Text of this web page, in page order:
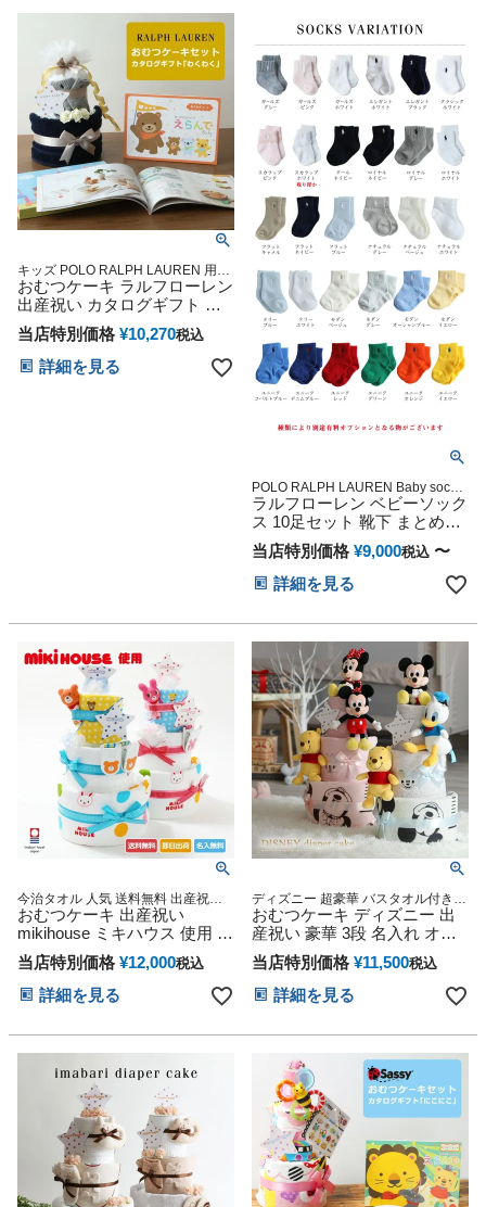
マス ハロウィン バレンタイ
ン 七五三 初節句 子供の日 人
気 端午の節句 ひな祭り
ウィン バレンタイン 七五三
初節句 子供の日 ギフトセッ
ト 人気 端午の節句 ひな祭り
キッズ POLO RALPH LAUREN 用品
マタニティ 豪華 赤ちゃん 専門
おむつケーキ ラルフローレン
出産祝い カタログギフト 今
治タオル 男の子 女の子 オー
ガニック コットン ベビーソ
ックス ギフトセット POLO
RALPH LAUREN Erande えら
当店特別価格 ¥10,270税込
詳細を見る
POLO RALPH LAUREN Baby socks
ポイント消化 粗品 景品 自治会 子供
会 ポイント消費 雑貨 通販 オンライ
ン カラフル インスタ ベビーシャワ
ー
ラルフローレン ベビーソック
ス 10足セット 靴下 まとめ買
い 大量買い 赤ちゃん プレゼ
ント 男の子 女の子 くつ下 可
愛い 人気 0～6ヶ月 6～12ヶ
月 18～24ヶ月 新生児 ブラン
クリスマス ハロウィン バレ
ンタイン 七五三 初節句 子供
の日 端午の節句 桃の節句 ひ
な祭り
当店特別価格 ¥9,000税込 〜
詳細を見る
今治タオル 人気 送料無料 出産祝い
誕生日祝い 男の子 女の子 赤ちゃん
可愛い お洒落 名入れ 刺繍入り 名前
入り おむつケーキ プレゼント ギフ
ト ラッピング【あすつく対応】
おむつケーキ 出産祝い
mikihouse ミキハウス 使用 豪
華3段 思い出 赤ちゃん 子供
出産 マタニティ マタニティ
フォト パパ ママ ベイビー お
父さん お母さん クリスマス
当店特別価格 ¥12,000税込
詳細を見る
ディズニー 超豪華 バスタオル付き 3
段 オムツケーキ 男の子 女の子 名入
れ 刺繍無料 ドナルド プーさん ステ
ィッチ ミッキー ミニー 出産祝い お
むつケーキ 妊娠祝い プレゼント
おむつケーキ ディズニー 出
産祝い 豪華 3段 名入れ オム
ツケーキ 思い出 赤ちゃん 子
供 出産 マタニティ フォト パ
パ ママ ベイビー お父さん お
母さん クリスマス ハロウィ
気 端午の節句 ひな祭り 男の
子 女の子
当店特別価格 ¥11,500税込
詳細を見る